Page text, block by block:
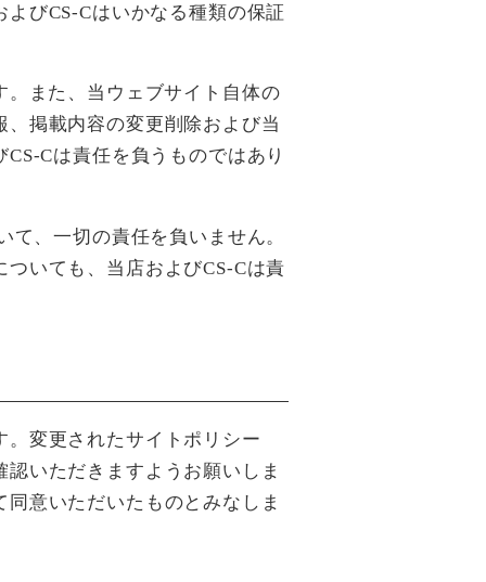
びCS-Cはいかなる種類の保証
また、当ウェブサイト自体の
掲載内容の変更削除および当
Cは責任を負うものではあり
、一切の責任を負いません。
いても、当店およびCS-Cは責
変更されたサイトポリシー
いただきますようお願いしま
意いただいたものとみなしま